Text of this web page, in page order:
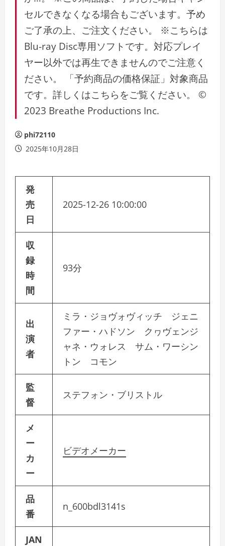
セルできなくなる場合もございます。予め
ご了承の上、ご注文ください。 ※こちらは
Blu-ray Disc専用ソフトです。対応プレイ
ヤー以外では再生できませんのでご注意く
ださい。 「予約商品の価格保証」対象商品
です。詳しくはこちらをご覧ください。 ©
2023 Breathe Productions Inc.
phi72110
2025年10月28日
発
売
日
2025-12-26 10:00:00
収
録
時
間
93分
出
演
者
ミラ・ジョヴォヴィッチ ジェニ
ファー・ハドソン クヮヴェンジ
ャネ・ウォレス サム・ワーシン
トン コモン
監
督
ステフォン・ブリストル
メ
ー
カ
ー
ビデオメーカー
品
番
n_600bdl3141s
JAN